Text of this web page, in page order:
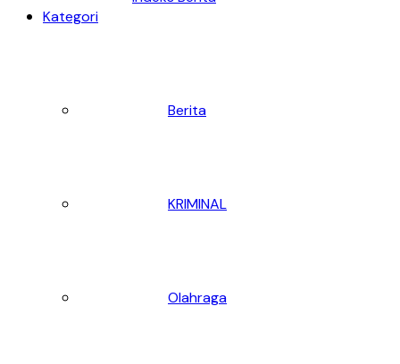
Kategori
Berita
KRIMINAL
Olahraga